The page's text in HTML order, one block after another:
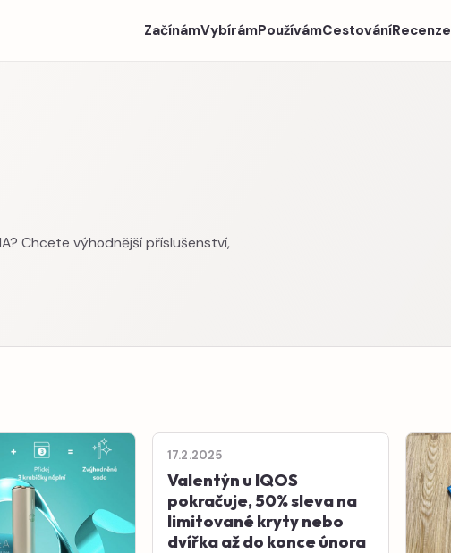
ZačínámVybírámPoužívámCestováníRecenze
Chcete výhodnější příslušenství,
17.2.2025
Valentýn u IQOS
pokračuje, 50% sleva na
limitované kryty nebo
dvířka až do konce února